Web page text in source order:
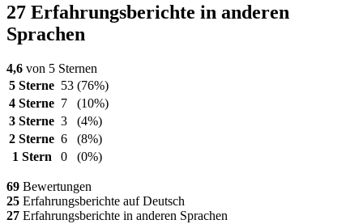
27 Erfahrungsberichte in anderen
Sprachen
4,6 von 5 Sternen
5 Sterne 53 (76%)
4 Sterne 7
(10%)
3 Sterne 3
(4%)
2 Sterne 6
(8%)
1 Stern
0 (0%)
69 Bewertungen
25 Erfahrungsberichte auf Deutsch
27 Erfahrungsberichte in anderen Sprachen